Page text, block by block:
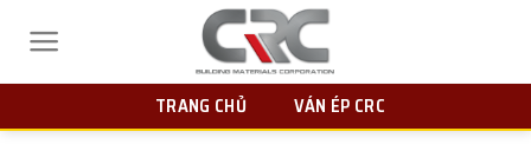
TRANG CHỦ VÁN ÉP CRC